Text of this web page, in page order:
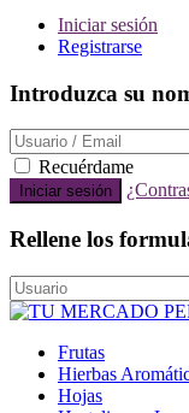
Iniciar sesión
Registrarse
Introduzca su
Recuérdame
Rellene los
Frutas
Hierbas
Hojas